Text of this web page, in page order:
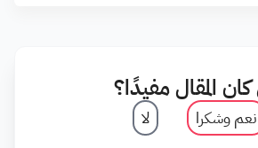
المقال مفيدًا؟
نعم وشكرا لا